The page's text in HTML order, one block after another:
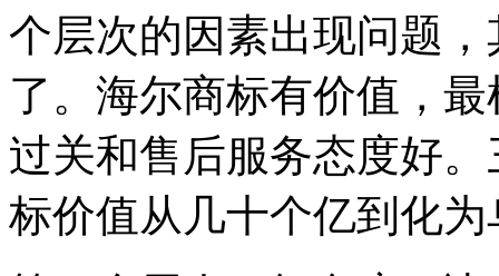
个层次的因素出现问题
了。海尔商标有价值，
过关和售后服务态度好
标价值从几十个亿到化